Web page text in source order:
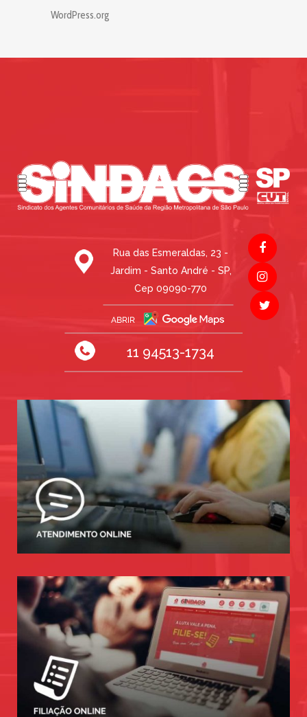
WordPress.org
Rua das Esmeraldas, 23 -
Jardim - Santo André - SP,
Cep 09090-770
11 94513-1734